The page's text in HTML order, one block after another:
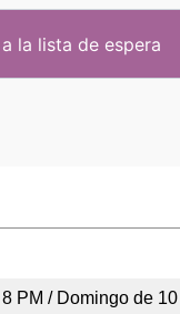
PM / Domingo de 10